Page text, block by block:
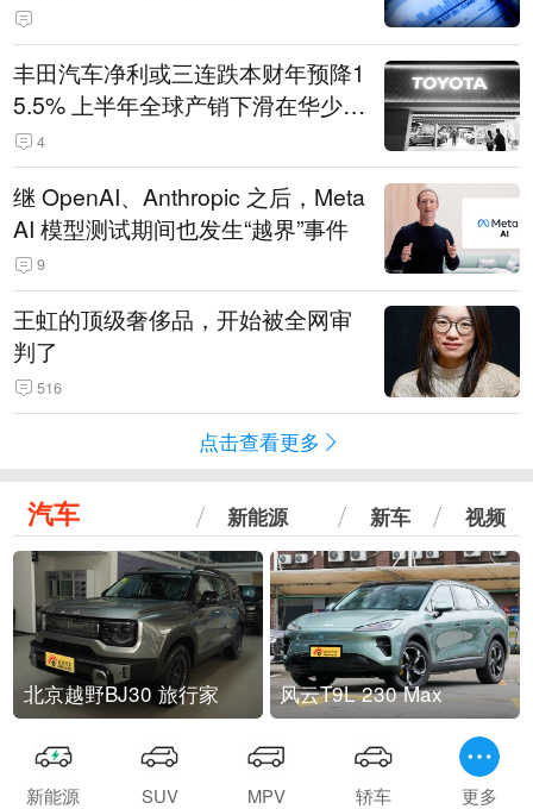
丰田汽车净利或三连跌本财年预降1
5.5% 上半年全球产销下滑在华少卖
14.3万辆
4
继 OpenAI、Anthropic 之后，Meta
AI 模型测试期间也发生“越界”事件
9
王虹的顶级奢侈品，开始被全网审
判了
516
点击查看更多
汽车 新能源 新车 视频
北京越野BJ30 旅行家 风云T9L 230 Max
新能源 SUV MPV 轿车 更多